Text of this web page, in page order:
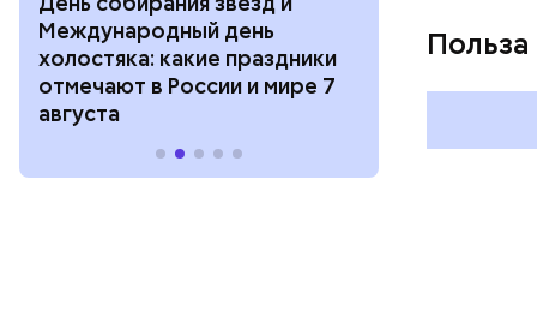
Международный день
холостяка: какие праздники
отмечают в России и мире 7
августа
и
праздники